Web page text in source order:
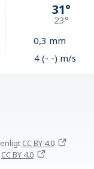
31°
23°
0,3 mm
4 (- -) m/s
enligtCC BY 4.0
CC BY 4.0